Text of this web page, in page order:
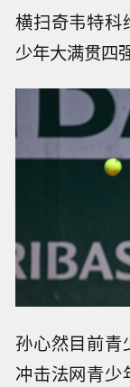
横扫奇韦特科
少年大满贯四
孙心然目前青
冲击法网青少